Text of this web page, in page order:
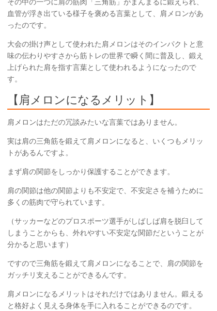
その中の一つに肩の筋肉「三角筋 」 がまんまるに鍛えられ、
血管が浮き出ている様子を褒める言葉として、 肩メロンがあ
ったのです。
大会の掛け声として使われた肩メロンはそのインパクトと意
味の伝わりやすさから筋トレの世界で瞬く間に普及し、鍛え
上げられた肩を指す言葉として使われるようになったので
す。
【肩メロンになるメリット】
肩メロンはただの冗談みたいな言葉ではありません。
実は肩の三角筋を鍛えて肩メロンになると、いくつもメリッ
トがあるんですよ。
まず肩の関節をしっかり保護することができます。
肩の関節は他の関節よりも不安定で、不安定さを補うために
多くの筋肉で守られています。
（サッカーなどのプロスポーツ選手がしばしば肩を脱臼して
しまうことからも、外れやすい不安定な関節だということが
分かると思います）
ですので三角筋を鍛えて肩メロンになることで、肩の関節を
ガッチリ支えることができるんです。
肩メロンになるメリットはそれだけではありません。鍛える
と格好よく見える身体を手に入れることができるのです。